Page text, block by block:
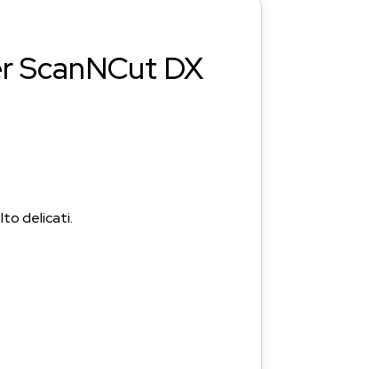
ScanNCut DX
delicati.